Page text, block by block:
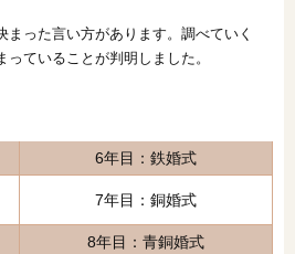
まった言い方があります。調べていく
ていることが判明しました。
6年目：鉄婚式
7年目：銅婚式
8年目：青銅婚式